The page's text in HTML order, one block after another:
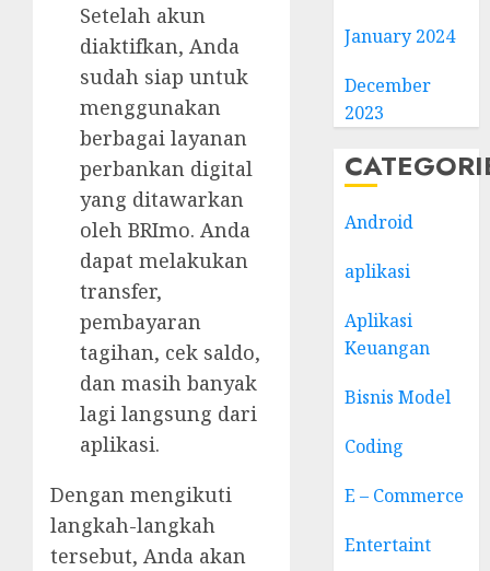
Setelah akun
diaktifkan, Anda
sudah siap untuk
menggunakan
berbagai layanan
perbankan digital
yang ditawarkan
oleh BRImo. Anda
dapat melakukan
transfer,
pembayaran
tagihan, cek saldo,
dan masih banyak
lagi langsung dari
aplikasi.
Dengan mengikuti
langkah-langkah
tersebut, Anda akan
January 2024
December
2023
Android
aplikasi
Aplikasi
Keuangan
Bisnis Model
Coding
E – Commerce
Entertaint